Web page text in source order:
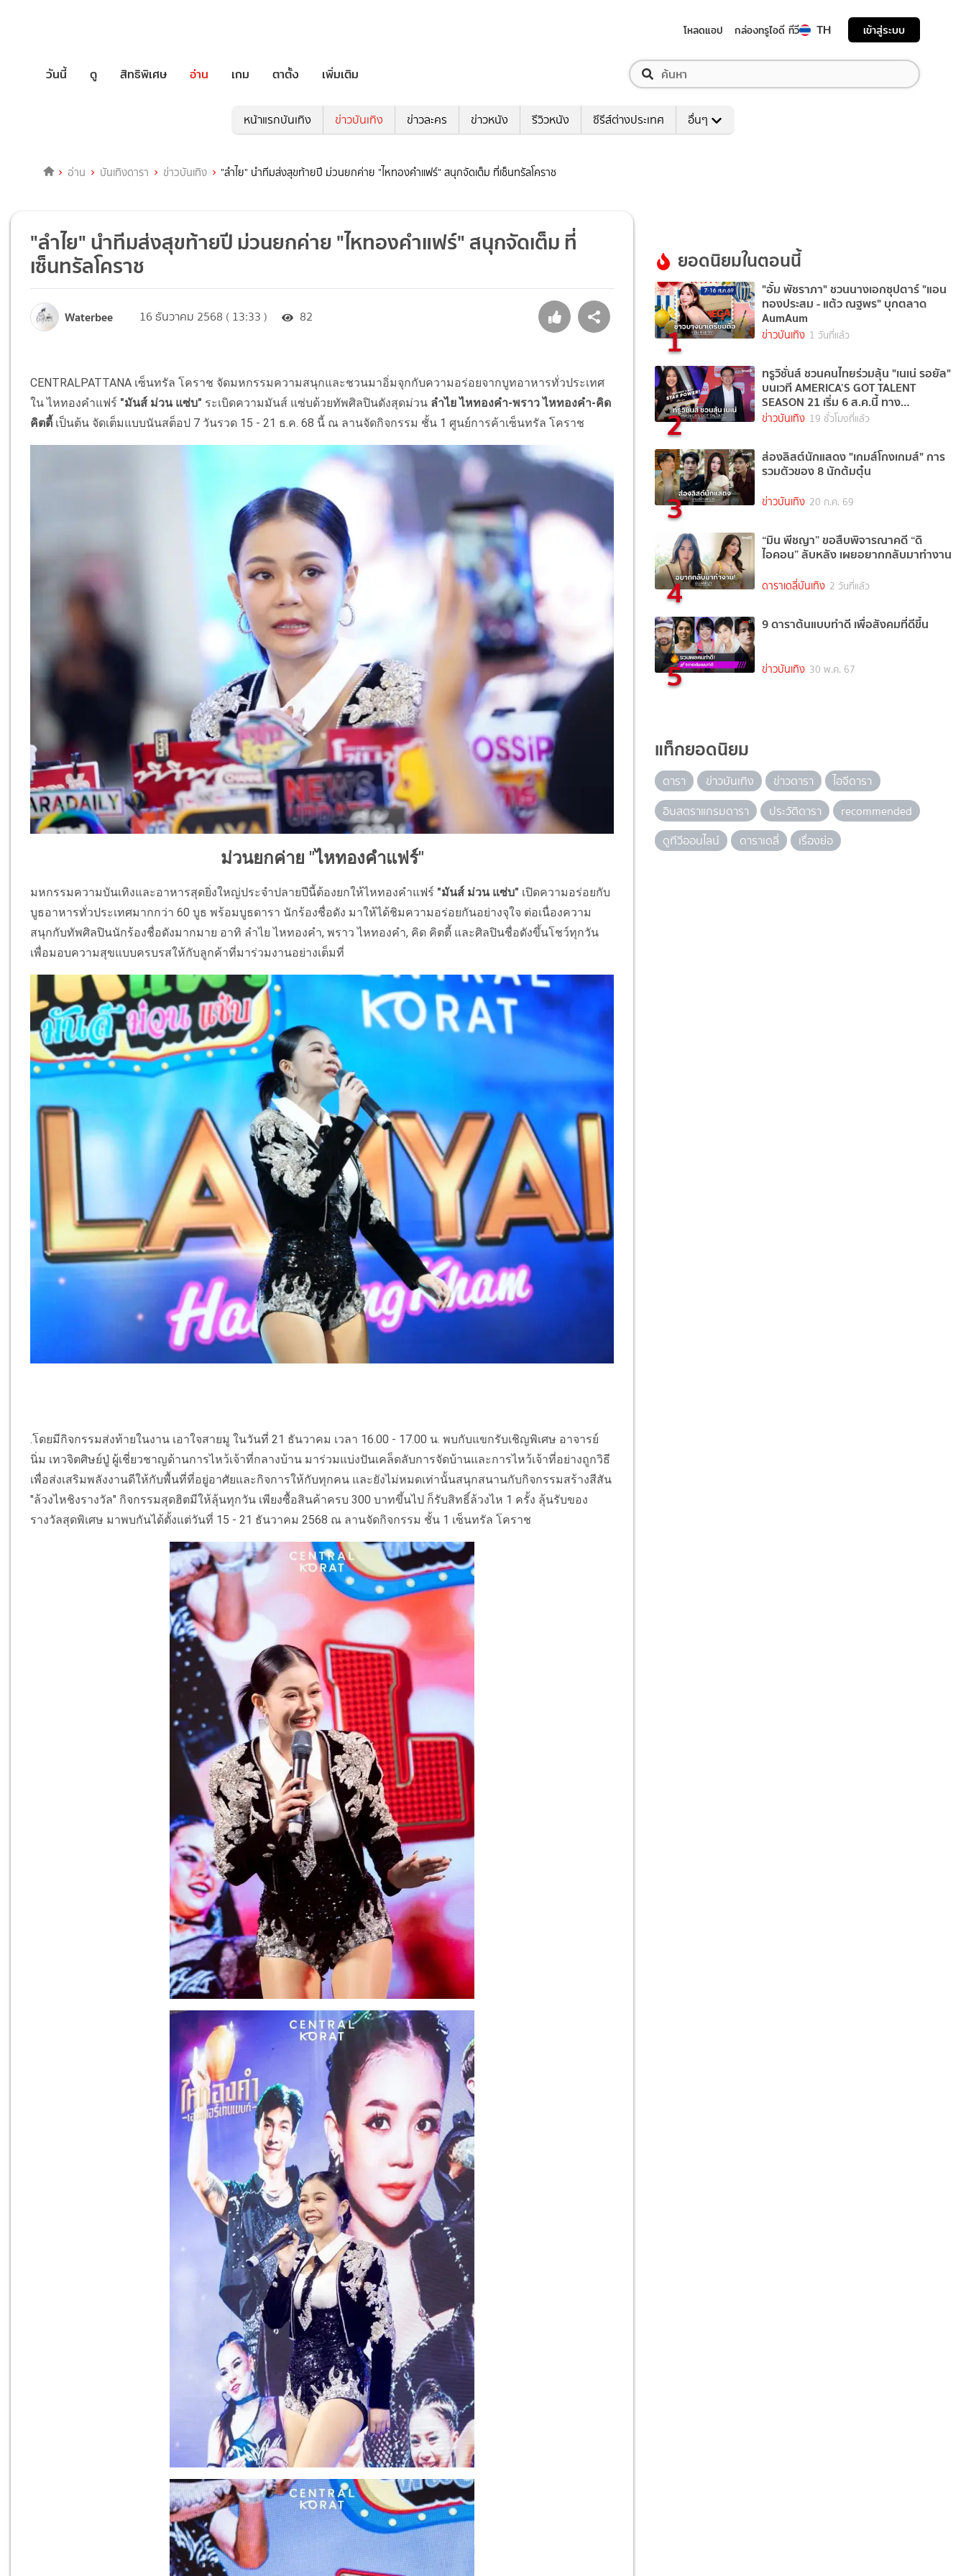
โหลดแอป กล่องทรูไอดี ทีวี TH เข้าสู่ระบบ
วันนี้ ดู สิทธิพิเศษ อ่าน เกม ตาตั้ง เพิ่มเติม
หน้าแรกบันเทิง ข่าวบันเทิง ข่าวละคร ข่าวหนัง รีวิวหนัง ซีรีส์ต่างประเทศ อื่นๆ
อ่าน บันเทิงดารา ข่าวบันเทิง "ลำไย" นำทีมส่งสุขท้ายปี ม่วนยกค่าย "ไหทองคำแฟร์" สนุกจัดเต็ม ที่เซ็นทรัลโคราช
"ลำไย" นำทีมส่งสุขท้ายปี ม่วนยกค่าย "ไหทองคำแฟร์" สนุกจัดเต็ม ที่
เซ็นทรัลโคราช
Waterbee 16 ธันวาคม 2568 ( 13:33 ) 82
CENTRALPATTANA เซ็นทรัล โคราช จัดมหกรรมความสนุกและชวนมาอิ่มจุกกับความอร่อยจากบูทอาหารทั่วประเทศ
ใน ไหทองคำแฟร์ "มันส์ ม่วน แซ่บ" ระเบิดความมันส์ แซ่บด้วยทัพศิลปินดังสุดม่วน ลำไย ไหทองคำ-พราว ไหทองคำ-คิด
คิตตี้ เป็นต้น จัดเต็มแบบนันสต็อป 7 วันรวด 15 - 21 ธ.ค. 68 นี้ ณ ลานจัดกิจกรรม ชั้น 1 ศูนย์การค้าเซ็นทรัล โคราช
ม่วนยกค่าย "ไหทองคำแฟร์"
มหกรรมความบันเทิงและอาหารสุดยิ่งใหญ่ประจำปลายปีนี้ต้องยกให้ไหทองคำแฟร์ "มันส์ ม่วน แซ่บ" เปิดความอร่อยกับ
บูธอาหารทั่วประเทศมากกว่า 60 บูธ พร้อมบูธดารา นักร้องชื่อดัง มาให้ได้ชิมความอร่อยกันอย่างจุใจ ต่อเนื่องความ
สนุกกับทัพศิลปินนักร้องชื่อดังมากมาย อาทิ ลำไย ไหทองคำ, พราว ไหทองคำ, คิด คิตตี้ และศิลปินชื่อดังขึ้นโชว์ทุกวัน
เพื่อมอบความสุขแบบครบรสให้กับลูกค้าที่มาร่วมงานอย่างเต็มที่
.โดยมีกิจกรรมส่งท้ายในงาน เอาใจสายมู ในวันที่ 21 ธันวาคม เวลา 16.00 - 17.00 น. พบกับแขกรับเชิญพิเศษ อาจารย์
นิ่ม เทวจิตศิษย์ปู่ ผู้เชี่ยวชาญด้านการไหว้เจ้าที่กลางบ้าน มาร่วมแบ่งปันเคล็ดลับการจัดบ้านและการไหว้เจ้าที่อย่างถูกวิธี
เพื่อส่งเสริมพลังงานดีให้กับพื้นที่ที่อยู่อาศัยและกิจการให้กับทุกคน และยังไม่หมดเท่านั้นสนุกสนานกับกิจกรรมสร้างสีสัน
"ล้วงไหชิงรางวัล" กิจกรรมสุดฮิตมีให้ลุ้นทุกวัน เพียงซื้อสินค้าครบ 300 บาทขึ้นไป ก็รับสิทธิ์ล้วงไห 1 ครั้ง ลุ้นรับของ
รางวัลสุดพิเศษ มาพบกันได้ตั้งแต่วันที่ 15 - 21 ธันวาคม 2568 ณ ลานจัดกิจกรรม ชั้น 1 เซ็นทรัล โคราช
ยอดนิยมในตอนนี้
1
"อั้ม พัชราภา" ชวนนางเอกซุปตาร์ "แอน
ทองประสม - แต้ว ณฐพร" บุกตลาด
AumAum
ข่าวบันเทิง 1 วันที่แล้ว
2
ทรูวิชั่นส์ ชวนคนไทยร่วมลุ้น "เนเน่ รอยัล"
บนเวที AMERICA’S GOT TALENT
SEASON 21 เริ่ม 6 ส.ค.นี้ ทาง
TrueVisions NOW
ข่าวบันเทิง 19 ชั่วโมงที่แล้ว
3
ส่องลิสต์นักแสดง "เกมส์โกงเกมส์" การ
รวมตัวของ 8 นักต้มตุ๋น
ข่าวบันเทิง 20 ก.ค. 69
4
“มิน พีชญา” ขอสืบพิจารณาคดี “ดิ
ไอคอน” ลับหลัง เผยอยากกลับมาทำงาน
ดาราเดลี่บันเทิง 2 วันที่แล้ว
5
9 ดาราต้นแบบทำดี เพื่อสังคมที่ดีขึ้น
ข่าวบันเทิง 30 พ.ค. 67
แท็กยอดนิยม
ดารา ข่าวบันเทิง ข่าวดารา
ไอจีดารา
อินสตราแกรมดารา
ประวัติดารา
recommended
ดูทีวีออนไลน์
ดาราเดลี่ เรื่องย่อ